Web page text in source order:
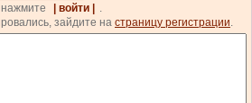
| войти |
.
зайдите на страницу регистрации.